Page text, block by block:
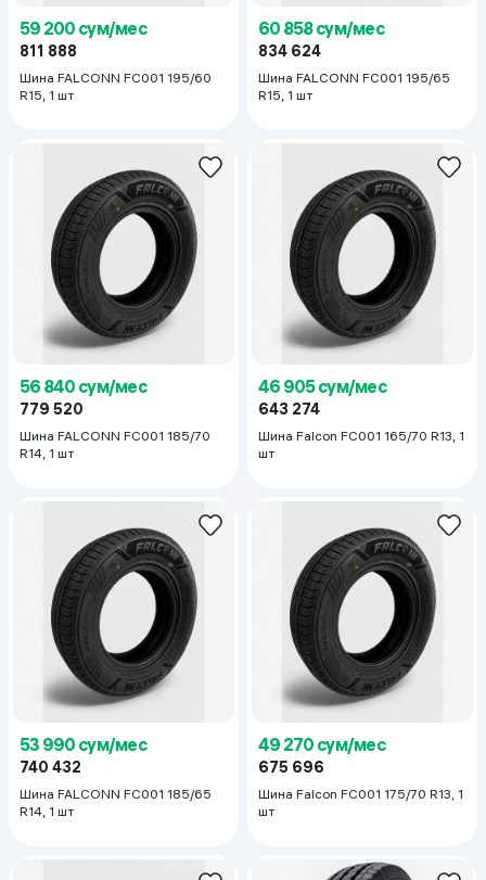
59 200 сум/мес
811 888
Шина FALCONN FC001 195/60
R15, 1 шт
60 858 сум/мес
834 624
Шина FALCONN FC001 195/65
R15, 1 шт
56 840 сум/мес
779 520
Шина FALCONN FC001 185/70
R14, 1 шт
46 905 сум/мес
643 274
Шина Falcon FC001 165/70 R13, 1
шт
53 990 сум/мес
740 432
Шина FALCONN FC001 185/65
R14, 1 шт
49 270 сум/мес
675 696
Шина Falcon FC001 175/70 R13, 1
шт